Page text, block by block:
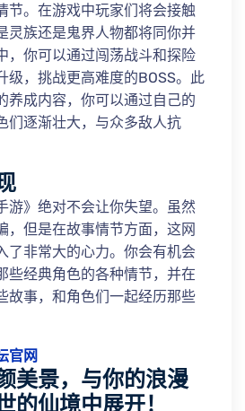
节。在游戏中玩家们将会接触
灵族还是鬼界人物都将同你并
，你可以通过闯荡战斗和探险
级，挑战更高难度的BOSS。此
养成内容，你可以通过自己的
们逐渐壮大，与众多敌人抗
游》绝对不会让你失望。虽然
，但是在故事情节方面，这网
了非常大的心力。你会有机会
些经典角色的各种情节，并在
故事，和角色们一起经历那些
官网
美景，与你的浪漫
的仙境中展开！